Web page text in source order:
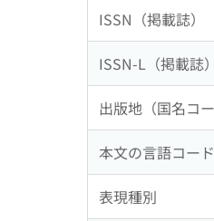
ISSN（掲載誌）
ISSN-L（掲載誌）
出版地（国名コー
本文の言語コード
表現種別